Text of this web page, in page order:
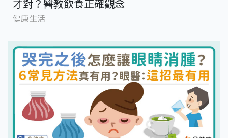
才對？醫教飲食正確觀念
健康生活